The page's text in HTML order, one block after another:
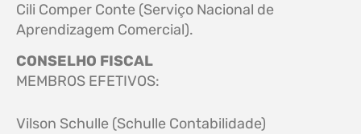
Cili Comper Conte (Serviço Nacional de
Aprendizagem Comercial).
CONSELHO FISCAL
MEMBROS EFETIVOS:
Vilson Schulle (Schulle Contabilidade)